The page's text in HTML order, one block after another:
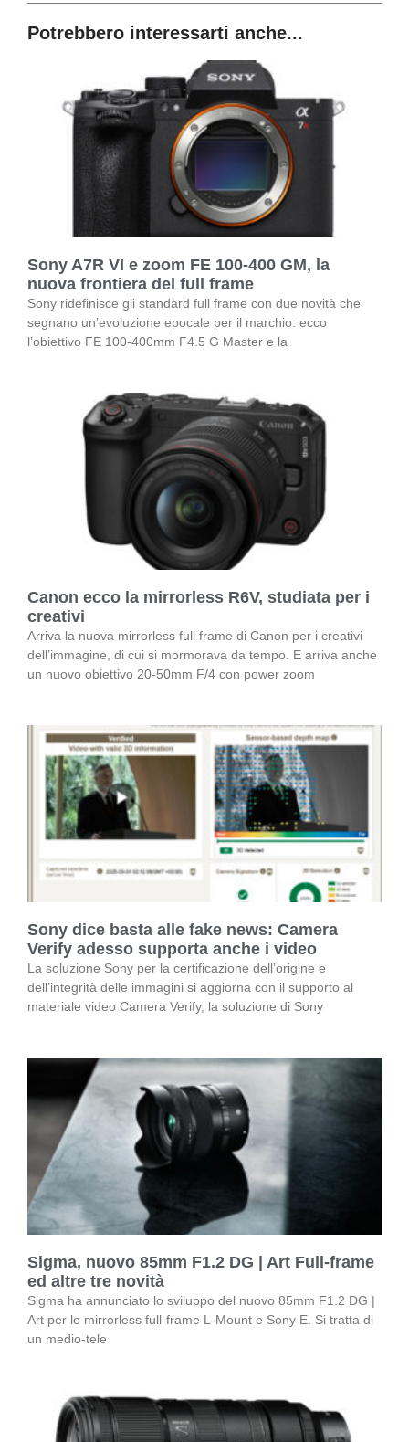
Potrebbero interessarti anche...
Sony A7R VI e zoom FE 100-400 GM, la
nuova frontiera del full frame
Sony ridefinisce gli standard full frame con due novità che
segnano un’evoluzione epocale per il marchio: ecco
l’obiettivo FE 100-400mm F4.5 G Master e la
Canon ecco la mirrorless R6V, studiata per i
creativi
Arriva la nuova mirrorless full frame di Canon per i creativi
dell’immagine, di cui si mormorava da tempo. E arriva anche
un nuovo obiettivo 20-50mm F/4 con power zoom
Sony dice basta alle fake news: Camera
Verify adesso supporta anche i video
La soluzione Sony per la certificazione dell’origine e
dell’integrità delle immagini si aggiorna con il supporto al
materiale video Camera Verify, la soluzione di Sony
Sigma, nuovo 85mm F1.2 DG | Art Full-frame
ed altre tre novità
Sigma ha annunciato lo sviluppo del nuovo 85mm F1.2 DG |
Art per le mirrorless full-frame L-Mount e Sony E. Si tratta di
un medio-tele